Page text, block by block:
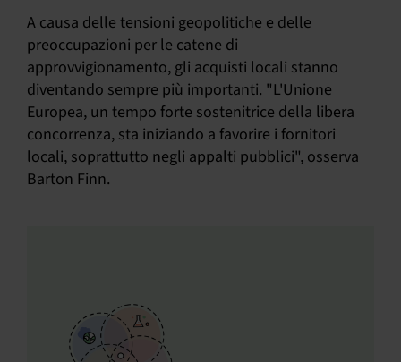
A causa delle tensioni geopolitiche e delle
preoccupazioni per le catene di
approvvigionamento, gli acquisti locali stanno
diventando sempre più importanti. "L'Unione
Europea, un tempo forte sostenitrice della libera
concorrenza, sta iniziando a favorire i fornitori
locali, soprattutto negli appalti pubblici", osserva
Barton Finn.